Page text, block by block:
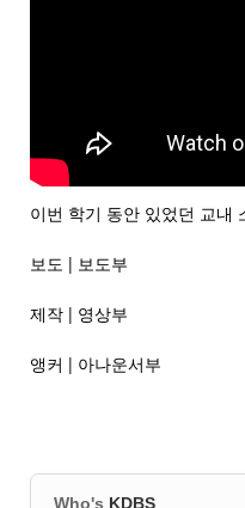
이번 학기 동안 있었던 교내
보도 | 보도부
제작 | 영상부
앵커 | 아나운서부
Who's KDBS